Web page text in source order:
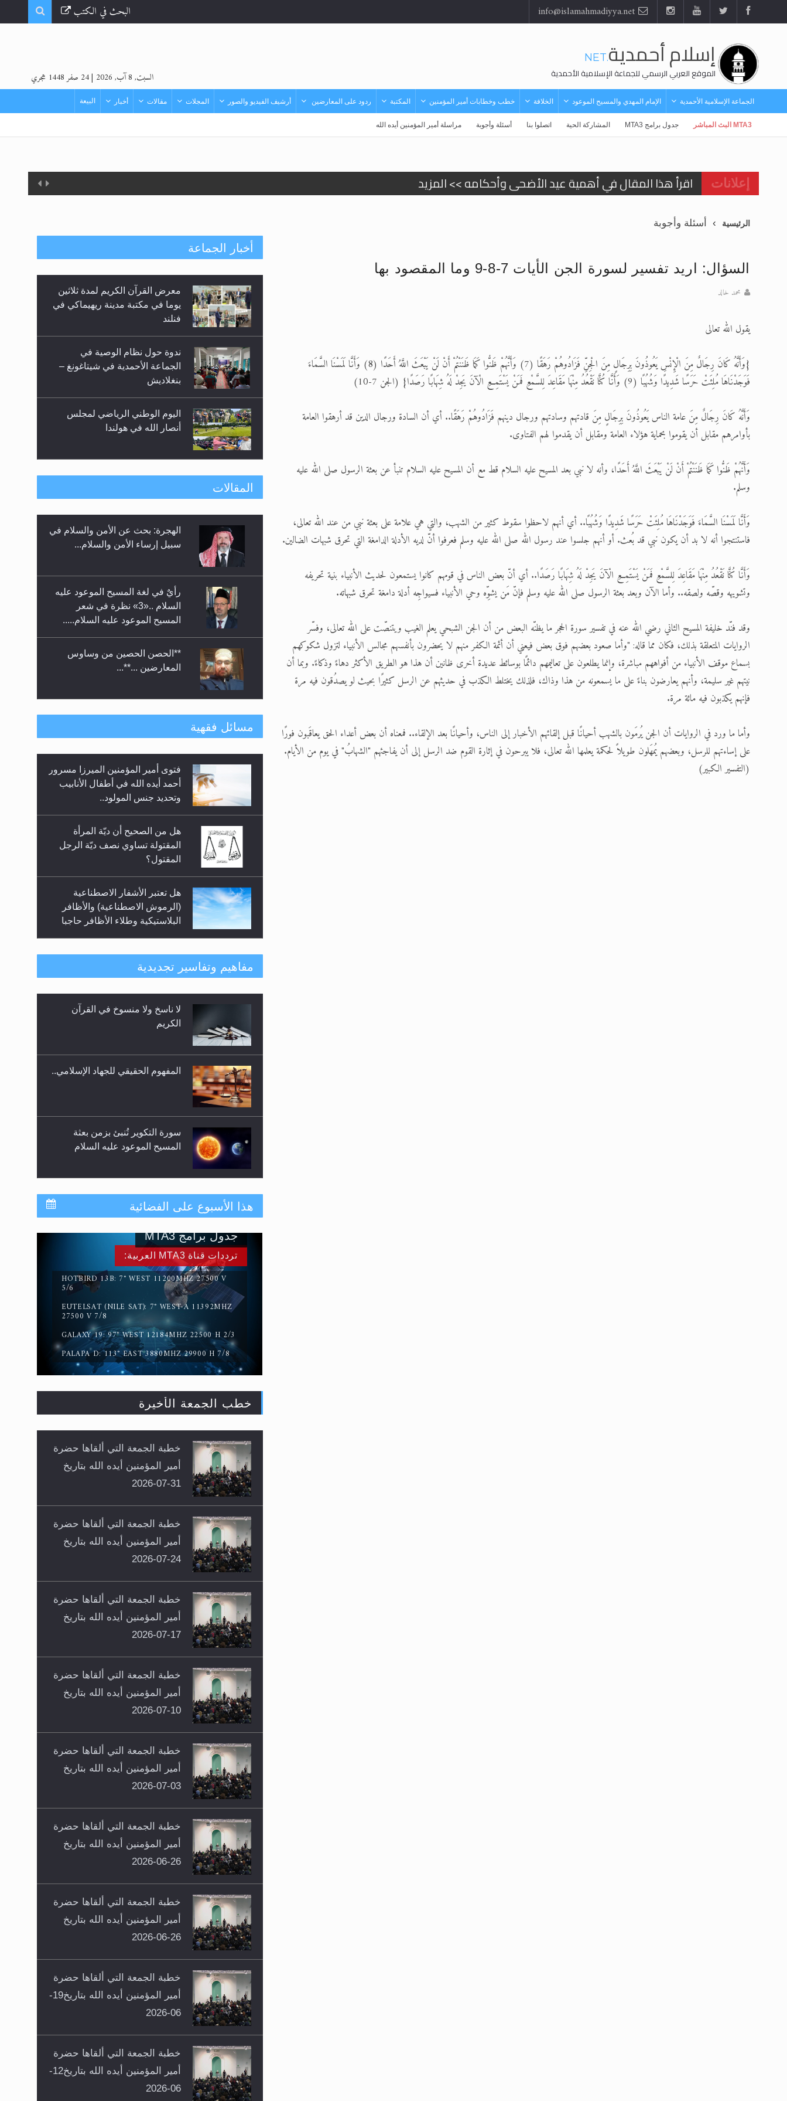
البحث في الكتب
إسلام أحمدية.NET
الموقع العربي الرسمي للجماعة الإسلامية الأحمدية السبت, 8 آب, 2026 |24 صفر 1448 هجري
الجماعة الإسلامية الأحمدية الإمام المهدي والمسيح الموعود الخلافة خطب وخطابات أمير المؤمنين المكتبة ردود على المعارضين أرشيف الفيديو والصور المجلات مقالات أخبار البيعة
MTA3 البث المباشر جدول برامج MTA3 المشاركة الحية اتصلوا بنا أسئلة وأجوبة مراسلة أمير المؤمنين أيده الله
إعلانات
اقرأ هذا المقال في أهمية عيد الأضحى وأحكامه >> المزيد
الحجّ.. دلالات، حِكم، وأهداف >> المزيد
تعميم هامّ لأفراد الجماعة >> المزيد
تعميم هامّ لأفراد الجماعة >> المزيد
إعلان هامّ بخصوص الرسائل المرسلة إلى حضرة امير المؤمنين أيده الله والمكتب العربي >> المزيد
اقرأ هذا الكتاب وتعرّف على حقيقة الإسراء والمعراج >> المزيد
عرض مصوَّر لأقوال المستشرقين في خاتم النبيين صلى الله عليه وسلم >> المزيد
الحجّ.. دلالات، حِكم، وأهداف >> المزيد
الرئيسية أسئلة وأجوبة
السؤال: اريد تفسير لسورة الجن الأيات 7-8-9 وما المقصود بها
محمد خالد
يقول الله تعالى
{وَأَنَّهُ كَانَ رِجَالٌ مِنَ الْإِنْسِ يَعُوذُونَ بِرِجَالٍ مِنَ الْجِنِّ فَزَادُوهُمْ رَهَقًا (7) وَأَنَّهُمْ ظَنُّوا كَمَا ظَنَنْتُمْ أَنْ لَنْ يَبْعَثَ اللَّهُ أَحَدًا (8) وَأَنَّا لَمَسْنَا السَّمَاءَ
فَوَجَدْنَاهَا مُلِئَتْ حَرَسًا شَدِيدًا وَشُهُبًا (9) وَأَنَّا كُنَّا نَقْعُدُ مِنْهَا مَقَاعِدَ لِلسَّمْعِ فَمَنْ يَسْتَمِعِ الْآنَ يَجِدْ لَهُ شِهَابًا رَصَدًا} (الجن 7-10)
وَأَنَّهُ كَانَ رِجَالٌ مِنَ عامة الناس يَعُوذُونَ بِرِجَالٍ مِنَ قادتهم وسادتهم ورجال دينهم فَزَادُوهُمْ رَهَقًا.. أي أن السادة ورجال الدين قد أرهقوا العامة
بأوامرهم مقابل أن يقوموا بحماية هؤلاء العامة ومقابل أن يقدموا لهم الفتاوى.
وَأَنَّهُمْ ظَنُّوا كَمَا ظَنَنْتُمْ أَنْ لَنْ يَبْعَثَ اللَّهُ أَحَدًا، وأنه لا نبي بعد المسيح عليه السلام قط مع أن المسيح عليه السلام تنبأ عن بعثة الرسول صلى الله عليه
وسلم.
وَأَنَّا لَمَسْنَا السَّمَاءَ فَوَجَدْنَاهَا مُلِئَتْ حَرَسًا شَدِيدًا وَشُهُبًا.. أي أنهم لاحظوا سقوط كثير من الشهب، والتي هي علامة على بعثة نبي من عند الله تعالى،
فاستنتجوا أنه لا بد أن يكون نبي قد بُعث. أو أنهم جلسوا عند رسول الله صلى الله عليه وسلم فعرفوا أنّ لديه الأدلة الدامغة التي تحرق شبهات الضالين.
وَأَنَّا كُنَّا نَقْعُدُ مِنْهَا مَقَاعِدَ لِلسَّمْعِ فَمَنْ يَسْتَمِعِ الْآنَ يَجِدْ لَهُ شِهَابًا رَصَدًا.. أي أنّ بعض الناس في قومهم كانوا يستمعون لحديث الأنبياء بنية تحريفه
وتشويهه وقصّه ولصقه.. وأما الآن وبعد بعثة الرسول صلى الله عليه وسلم فإنّ مَن يشوِّه وحي الأنبياء فسيواجِه أدلة دامغة تحرق شبهاته.
وقد فنّد خليفة المسيح الثاني رضي الله عنه في تفسير سورة الحجر ما يظنّه البعض من أن الجن الشبحي يعلم الغيب ويتنصّت على الله تعالى، وفسّر
الروايات المتعلقة بذلك، فكان مما قاله: "وأما صعود بعضهم فوق بعض فيعني أن أئمة الكفر منهم لا يحضرون بأنفسهم مجالس الأنبياء لتزول شكوكهم
بسماع موقف الأنبياء من أفواههم مباشرة، وإنما يطلعون على تعاليمهم دائمًا بوسائط عديدة أخرى ظانين أن هذا هو الطريق الأكثر دهاءً وذكاءً. وبما أن
نيتهم غير سليمة، وأنهم يعارضون بناءً على ما يسمعونه من هذا وذاك، فلذلك يختلط الكذب في حديثهم عن الرسل كثيرًا بحيث لو يصدُقون فيه مرة
فإنهم يكذبون فيه مائة مرة.
وأما ما ورد في الروايات أن الجن يُرمَون بالشهب أحيانًا قبل إلقائهم الأخبار إلى الناس، وأحيانًا بعد الإلقاء.. فمعناه أن بعض أعداء الحق يعاقَبون فورًا
على إساءتهم للرسل، وبعضهم يُمهَلون طويلاً لحكمة يعلمها الله تعالى، فلا يبرحون في إثارة القوم ضد الرسل إلى أن يفاجئهم "الشهابُ" في يوم من الأيام.
(التفسير الكبير)
أخبار الجماعة
معرض القرآن الكريم لمدة ثلاثين
يوما في مكتبة مدينة ريهيماكي في
فنلند
ندوة حول نظام الوصية في
الجماعة الأحمدية في شيتاغونغ –
بنغلاديش
اليوم الوطني الرياضي لمجلس
أنصار الله في هولندا
إتمام حفظ القرآن الكريم لثلاثة
حفل توزيع الشهادات في الجامعة
الأحمدية بنيجيريا لعام 2025
المقالات
الهجرة: بحث عن الأمن والسلام في
سبيل إرساء الأمن والسلام...
رأيٌ في لغة المسيح الموعود عليه
السلام ..«3» نظرة في شعر
المسيح الموعود عليه السلام.....
**الحصن الحصين من وساوس
المعارضين ...**...
متطلَّبات التّحريك الجديد...
رأيٌ في لغة المسيح الموعود عليه
السلام.. 4...
مسائل فقهية
فتوى أمير المؤمنين الميرزا مسرور
أحمد أيده الله في أطفال الأنابيب
وتحديد جنس المولود..
هل من الصحيح أن ديّة المرأة
المقتولة تساوي نصف ديّة الرجل
المقتول؟
هل تعتبر الأشفار الاصطناعية
(الرموش الاصطناعية) والأظافر
البلاستيكية وطلاء الأظافر حاجبا
هل يُحسب حول الزكاة وفق السنة
الميلادية أو الهجرية؟
هل يجوز فتح مشروع كوافير نسائي
للمحجبات وغير المحجبات؟
مفاهيم وتفاسير تجديدية
لا ناسخ ولا منسوخ في القرآن
الكريم
المفهوم الحقيقي للجهاد الإسلامي..
سورة التكوير تُنبئ بزمن بعثة
المسيح الموعود عليه السلام
حقيقة المسيح الدجال
القرآن قاضٍ وحكمٌ على السنة
ومهيمنٌ عليها.. ليس العكس
هذا الأسبوع على الفضائية
ترددات قناة MTA3 العربية:
HOTBIRD 13B: 7° WEST 11200MHZ 27500 V
5/6
EUTELSAT (NILE SAT): 7° WEST-A 11392MHZ
27500 V 7/8
GALAXY 19: 97° WEST 12184MHZ 22500 H 2/3
PALAPA D: 113° EAST 3880MHZ 29900 H 7/8
جدول برامج MTA3
خطب الجمعة الأخيرة
خطبة الجمعة التي ألقاها حضرة
أمير المؤمنين أيده الله بتاريخ
31-07-2026
خطبة الجمعة التي ألقاها حضرة
أمير المؤمنين أيده الله بتاريخ
24-07-2026
خطبة الجمعة التي ألقاها حضرة
أمير المؤمنين أيده الله بتاريخ
17-07-2026
خطبة الجمعة التي ألقاها حضرة
أمير المؤمنين أيده الله بتاريخ
10-07-2026
خطبة الجمعة التي ألقاها حضرة
أمير المؤمنين أيده الله بتاريخ
03-07-2026
خطبة الجمعة التي ألقاها حضرة
أمير المؤمنين أيده الله بتاريخ
26-06-2026
خطبة الجمعة التي ألقاها حضرة
أمير المؤمنين أيده الله بتاريخ
26-06-2026
خطبة الجمعة التي ألقاها حضرة
أمير المؤمنين أيده الله بتاريخ19-
06-2026
خطبة الجمعة التي ألقاها حضرة
أمير المؤمنين أيده الله بتاريخ12-
06-2026